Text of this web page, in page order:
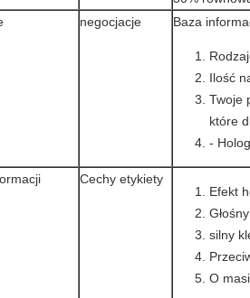
negocjacje Baza
Ilość
Twoje
które
-
Cechy etykiety
Efekt
silny
O